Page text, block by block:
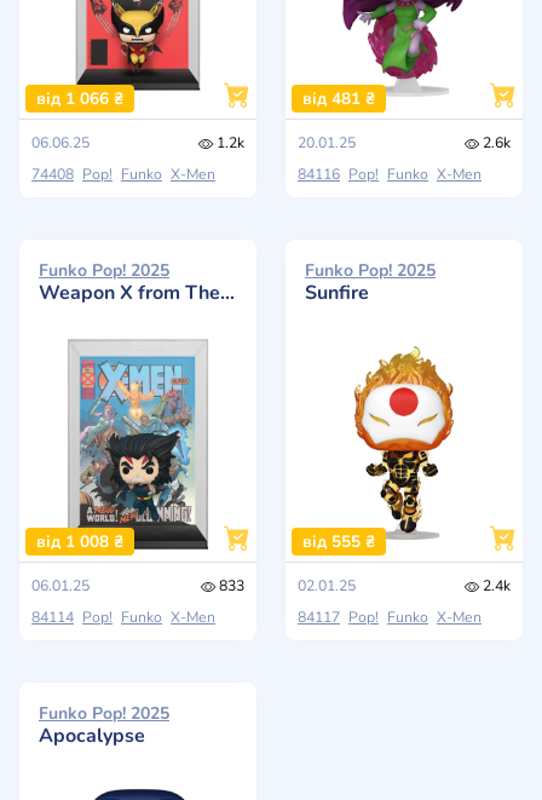
від 1 066 ₴
06.06.25
1.2k
74408 Pop! Funko X-Men
від 481 ₴
20.01.25
2.6k
84116 Pop! Funko X-Men
Funko Pop! 2025
Weapon X from The Astonishing X-Men: The Age Of Apocalypse
від 1 008 ₴
06.01.25
833
84114 Pop! Funko X-Men
Funko Pop! 2025
Sunfire
від 555 ₴
02.01.25
2.4k
84117 Pop! Funko X-Men
Funko Pop! 2025
Apocalypse